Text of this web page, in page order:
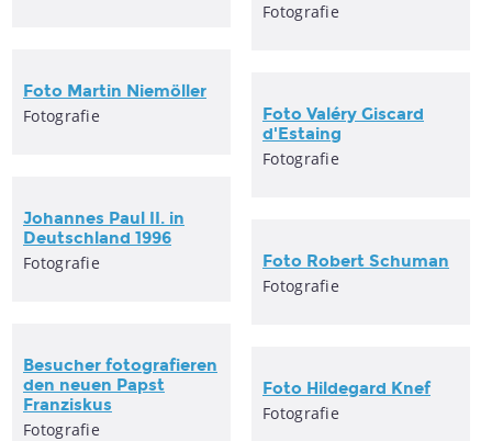
Fotografie
Foto Martin Niemöller
Fotografie
Foto Valéry Giscard
d'Estaing
Fotografie
Johannes Paul II. in
Deutschland 1996
Fotografie Foto Robert Schuman
Fotografie
Besucher fotografieren
den neuen Papst
Franziskus
Fotografie
Foto Hildegard Knef
Fotografie